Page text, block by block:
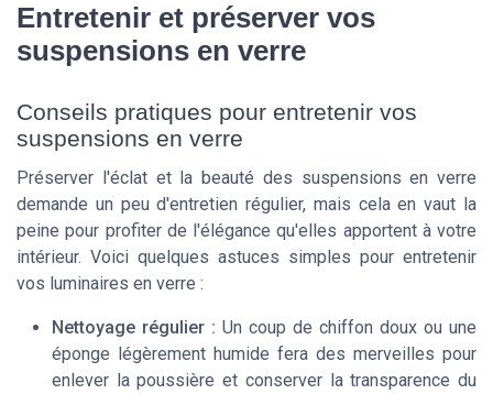
Entretenir et préserver vos
suspensions en verre
Conseils pratiques pour entretenir vos
suspensions en verre
Préserver l'éclat et la beauté des suspensions en verre
demande un peu d'entretien régulier, mais cela en vaut la
peine pour profiter de l'élégance qu'elles apportent à votre
intérieur. Voici quelques astuces simples pour entretenir
vos luminaires en verre :
Nettoyage régulier : Un coup de chiffon doux ou une
éponge légèrement humide fera des merveilles pour
enlever la poussière et conserver la transparence du